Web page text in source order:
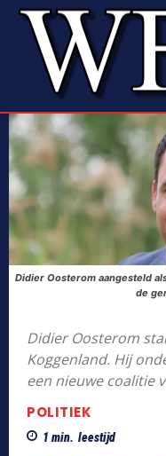
Didier Oosterom aangesteld
de
Didier Oosterom
Koggenland. Hij
een nieuwe coalitie
POLITIEK
1 min. leestijd